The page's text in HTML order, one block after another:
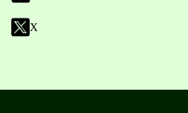
X